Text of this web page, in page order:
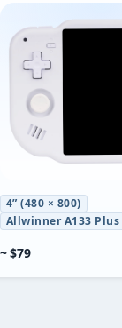
4” (480 × 800)
Allwinner A133 Plus
~ $79